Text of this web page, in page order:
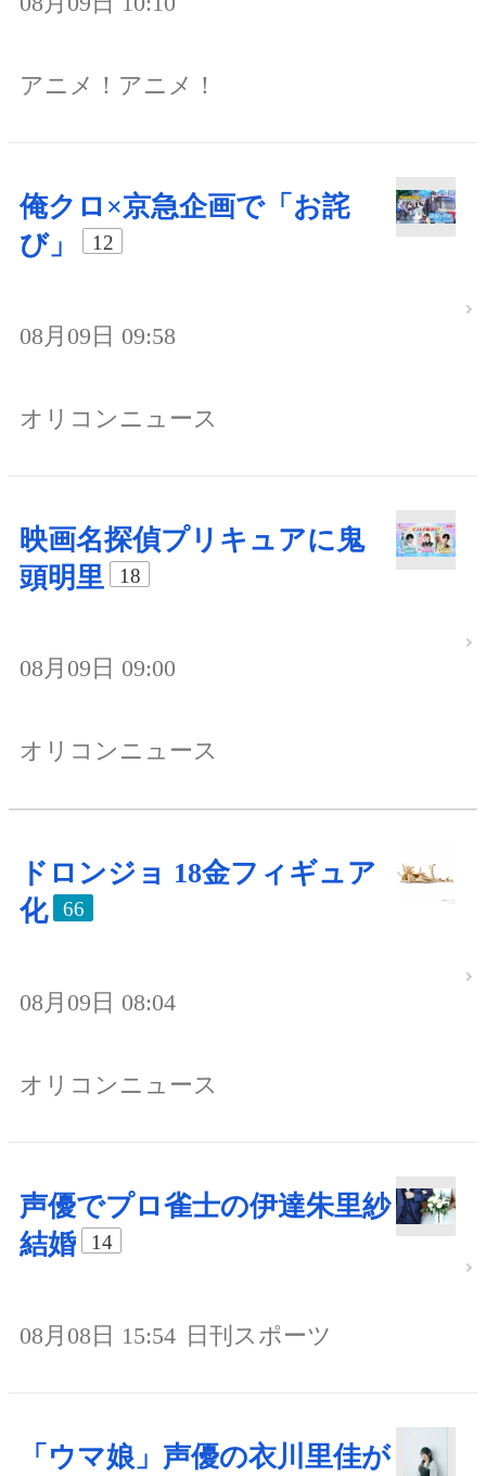
アニメ！アニメ！
俺クロ×京急企画で「お詫
び」
12
08月09日 09:58
オリコンニュース
映画名探偵プリキュアに鬼
頭明里
18
08月09日 09:00
オリコンニュース
ドロンジョ 18金フィギュア
化
66
08月09日 08:04
オリコンニュース
声優でプロ雀士の伊達朱里紗
結婚
14
08月08日 15:54 日刊スポーツ
「ウマ娘」声優の衣川里佳が